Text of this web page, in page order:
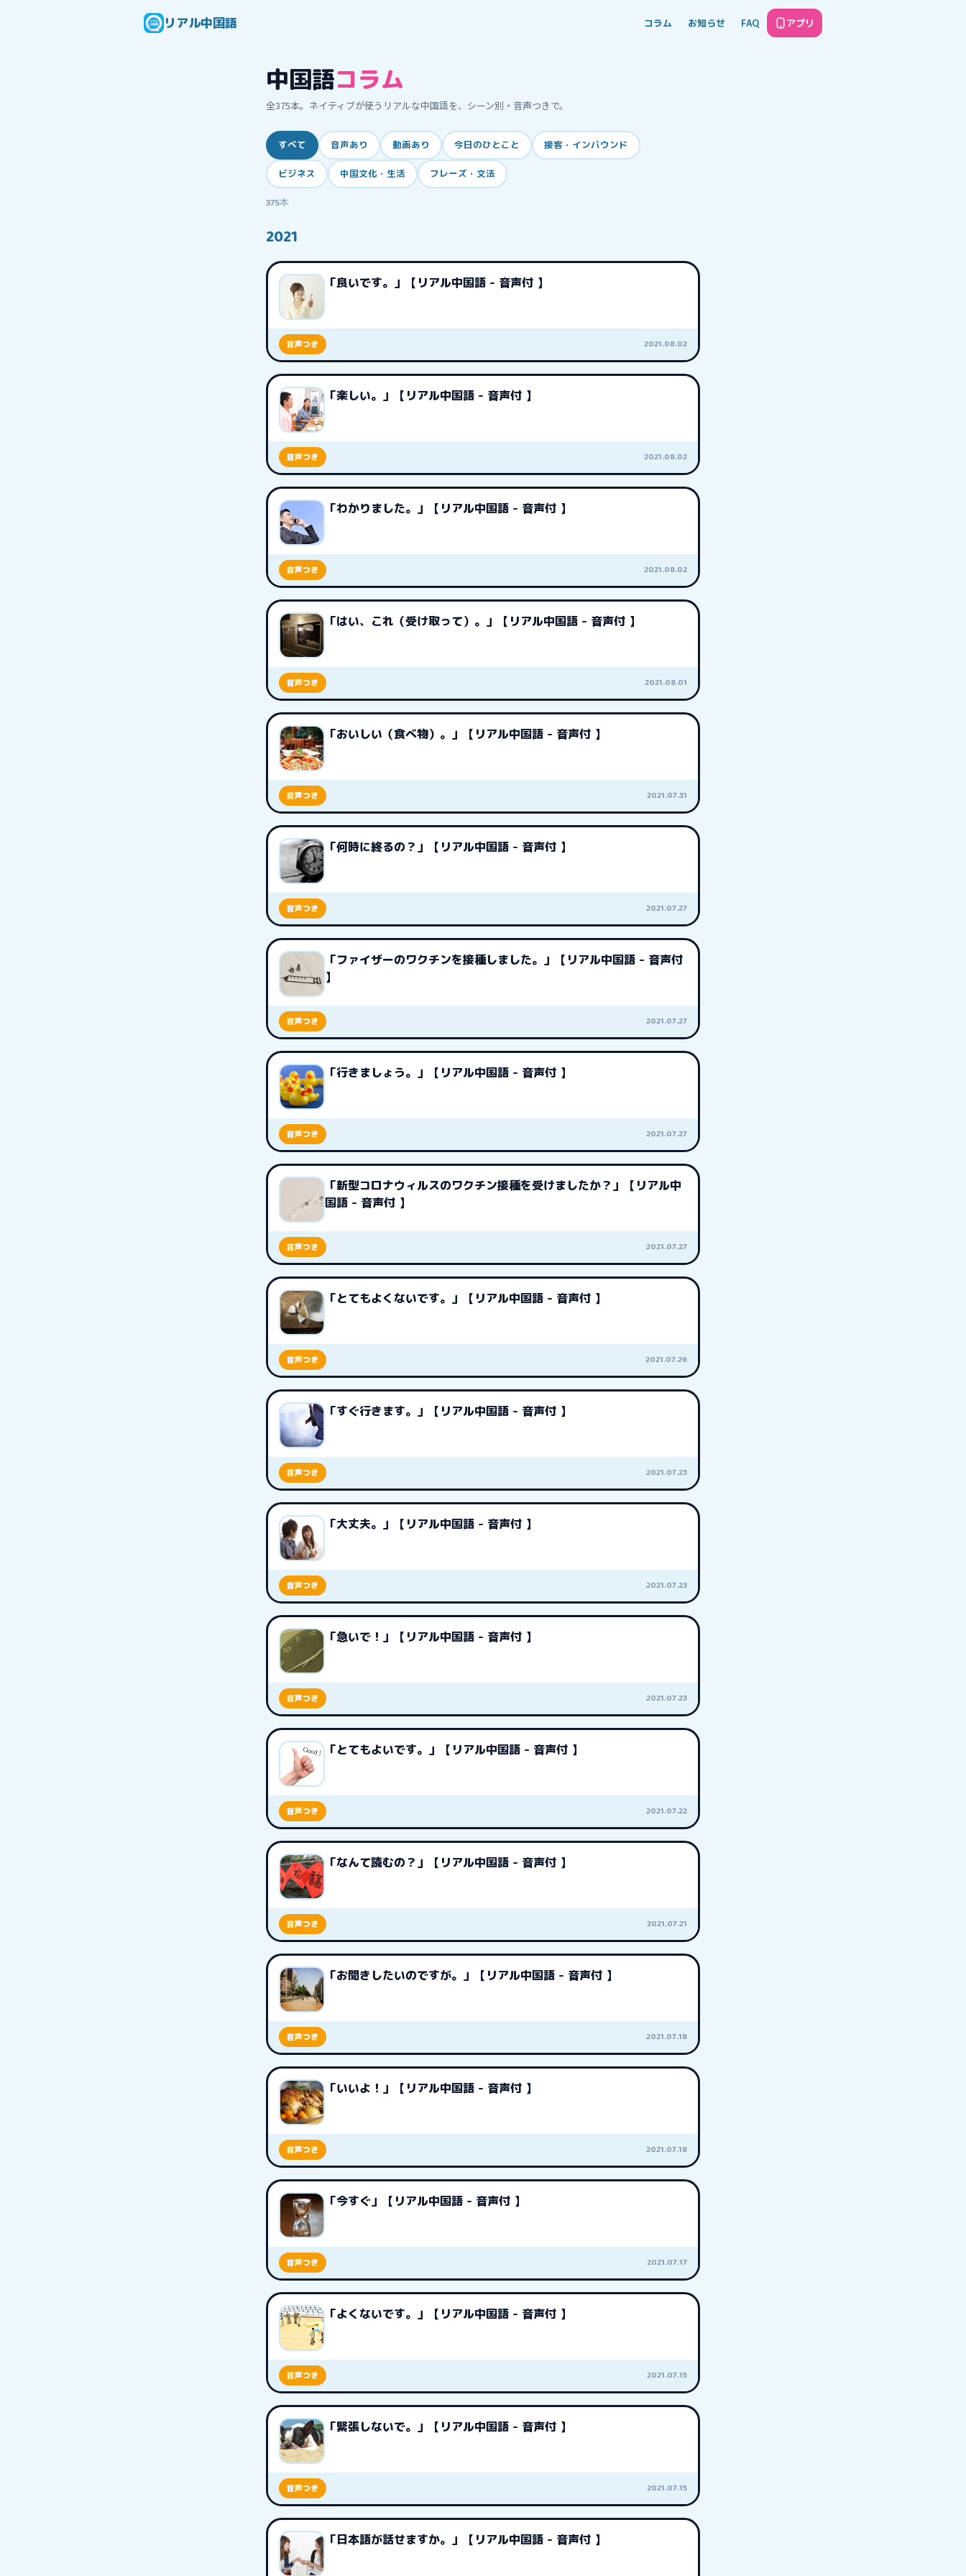
リアル中国語 コラム お知らせ FAQ アプリ
中国語コラム
全375本。ネイティブが使うリアルな中国語を、シーン別・音声つきで。
すべて 音声あり 動画あり 今日のひとこと 接客・インバウンド
ビジネス 中国文化・生活 フレーズ・文法
375本
2021
「良いです。」【リアル中国語 - 音声付 】
音声つき 2021.08.02
「楽しい。」【リアル中国語 - 音声付 】
音声つき 2021.08.02
「わかりました。」【リアル中国語 - 音声付 】
音声つき 2021.08.02
「はい、これ（受け取って）。」【リアル中国語 - 音声付 】
音声つき 2021.08.01
「おいしい（食べ物）。」【リアル中国語 - 音声付 】
音声つき 2021.07.31
「何時に終るの？」【リアル中国語 - 音声付 】
音声つき 2021.07.27
「ファイザーのワクチンを接種しました。」【リアル中国語 - 音声付
】
音声つき 2021.07.27
「行きましょう。」【リアル中国語 - 音声付 】
音声つき 2021.07.27
「新型コロナウィルスのワクチン接種を受けましたか？」【リアル中
国語 - 音声付 】
音声つき 2021.07.27
「とてもよくないです。」【リアル中国語 - 音声付 】
音声つき 2021.07.26
「すぐ行きます。」【リアル中国語 - 音声付 】
音声つき 2021.07.23
「大丈夫。」【リアル中国語 - 音声付 】
音声つき 2021.07.23
「急いで！」【リアル中国語 - 音声付 】
音声つき 2021.07.23
「とてもよいです。」【リアル中国語 - 音声付 】
音声つき 2021.07.22
「なんて読むの？」【リアル中国語 - 音声付 】
音声つき 2021.07.21
「お聞きしたいのですが。」【リアル中国語 - 音声付 】
音声つき 2021.07.18
「いいよ！」【リアル中国語 - 音声付 】
音声つき 2021.07.18
「今すぐ」【リアル中国語 - 音声付 】
音声つき 2021.07.17
「よくないです。」【リアル中国語 - 音声付 】
音声つき 2021.07.15
「緊張しないで。」【リアル中国語 - 音声付 】
音声つき 2021.07.15
「日本語が話せますか。」【リアル中国語 - 音声付 】